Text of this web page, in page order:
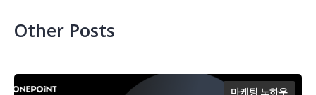
Other Posts
마케팅 노하우